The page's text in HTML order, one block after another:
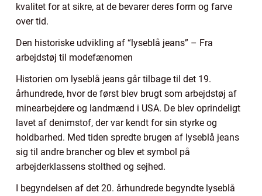
kvalitet for at sikre, at de bevarer deres form og farve
over tid.
Den historiske udvikling af “lyseblå jeans” – Fra
arbejdstøj til modefænomen
Historien om lyseblå jeans går tilbage til det 19.
århundrede, hvor de først blev brugt som arbejdstøj af
minearbejdere og landmænd i USA. De blev oprindeligt
lavet af denimstof, der var kendt for sin styrke og
holdbarhed. Med tiden spredte brugen af lyseblå jeans
sig til andre brancher og blev et symbol på
arbejderklassens stolthed og sejhed.
I begyndelsen af det 20. århundrede begyndte lyseblå